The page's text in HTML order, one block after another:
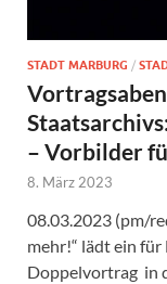
STADT MARBURG /
– Vorbilder
8. März 2023
08.03.2023 (pm/
mehr!“ lädt ein
Doppelvortrag in